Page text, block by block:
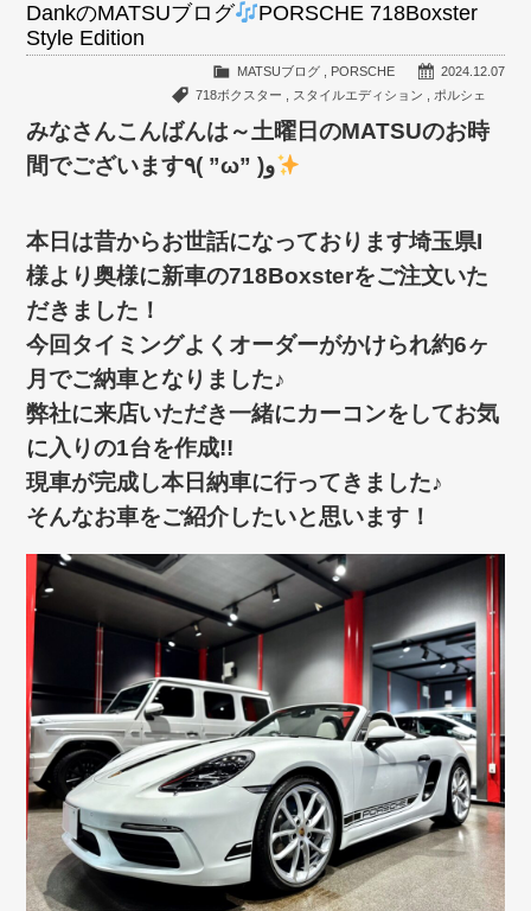
DankのMATSUブログ
PORSCHE 718Boxster
Style Edition
2024.12.07
MATSUブログ, PORSCHE
718ボクスター
スタイルエディション ポルシェ
みなさんこんばんは～土曜日のMATSUのお時
間でございます٩( ”ω” )و
本日は昔からお世話になっております埼玉県I
様より奥様に新車の718Boxsterをご注文いた
だきました！
今回タイミングよくオーダーがかけられ約6ヶ
月でご納車となりました♪
弊社に来店いただき一緒にカーコンをしてお気
に入りの1台を作成!!
現車が完成し本日納車に行ってきました♪
そんなお車をご紹介したいと思います！